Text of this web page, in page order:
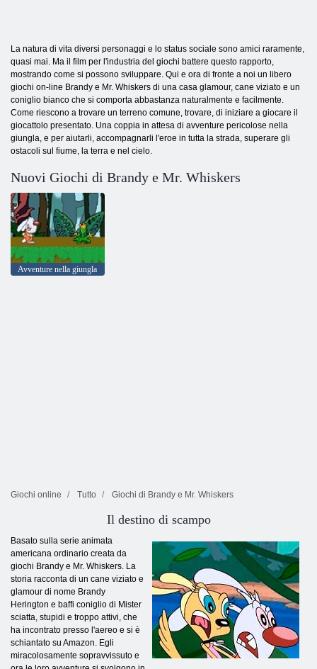
La natura di vita diversi personaggi e lo status sociale sono amici raramente,
quasi mai. Ma il film per l'industria del giochi battere questo rapporto,
mostrando come si possono sviluppare. Qui e ora di fronte a noi un libero
giochi on-line Brandy e Mr. Whiskers di una casa glamour, cane viziato e un
coniglio bianco che si comporta abbastanza naturalmente e facilmente.
Come riescono a trovare un terreno comune, trovare, di iniziare a giocare il
giocattolo presentato. Una coppia in attesa di avventure pericolose nella
giungla, e per aiutarli, accompagnarli l'eroe in tutta la strada, superare gli
ostacoli sul fiume, la terra e nel cielo.
Nuovi Giochi di Brandy e Mr. Whiskers
Avventure nella giungla
Giochi online Tutto Giochi di Brandy e Mr. Whiskers
Il destino di scampo
Basato sulla serie animata
americana ordinario creata da
giochi Brandy e Mr. Whiskers. La
storia racconta di un cane viziato e
glamour di nome Brandy
Herington e baffi coniglio di Mister
sciatta, stupidi e troppo attivi, che
ha incontrato presso l'aereo e si è
schiantato su Amazon. Egli
miracolosamente sopravvissuto e